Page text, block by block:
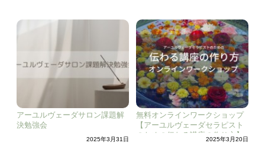
アーユルヴェーダサロン課題解
決勉強会
2025年3月31日
無料オンラインワークショップ
【アーユルヴェーダセラピスト
のための伝わる講座の作り方】
2025年3月20日